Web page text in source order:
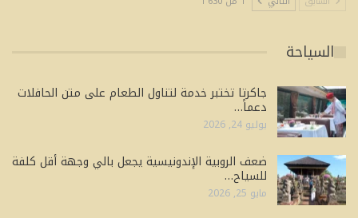
السياحة
جاكرتا تختبر خدمة لتناول الطعام على متن الحافلات
دعماً…
يوليو 24, 2026
ضعف الروبية الإندونيسية يجعل بالي وجهة أقل كلفة
للسياح…
مايو 25, 2026